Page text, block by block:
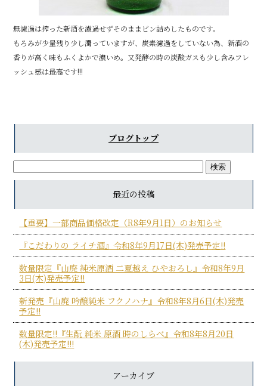
無濾過は搾った新酒を濾過せずそのままビン詰めしたものです。
もろみが少量残り少し濁っていますが、炭素濾過をしていない為、新酒の
香りが高く味もふくよかで濃いめ。又発酵の時の炭酸ガスも少し含みフレ
ッシュ感は最高です!!!
ブログトップ
最近の投稿
【重要】一部商品価格改定（R8年9月1日）のお知らせ
『こだわりの ライチ酒』令和8年9月17日(木)発売予定!!
数量限定『山廃 純米原酒 二夏越え ひやおろし』令和8年9月
3日(木)発売予定!!
新発売『山廃 吟醸純米 フクノハナ』令和8年8月6日(木)発売
予定!!
数量限定!!『生酛 純米 原酒 時のしらべ』令和8年8月20日
(木)発売予定!!!
アーカイブ